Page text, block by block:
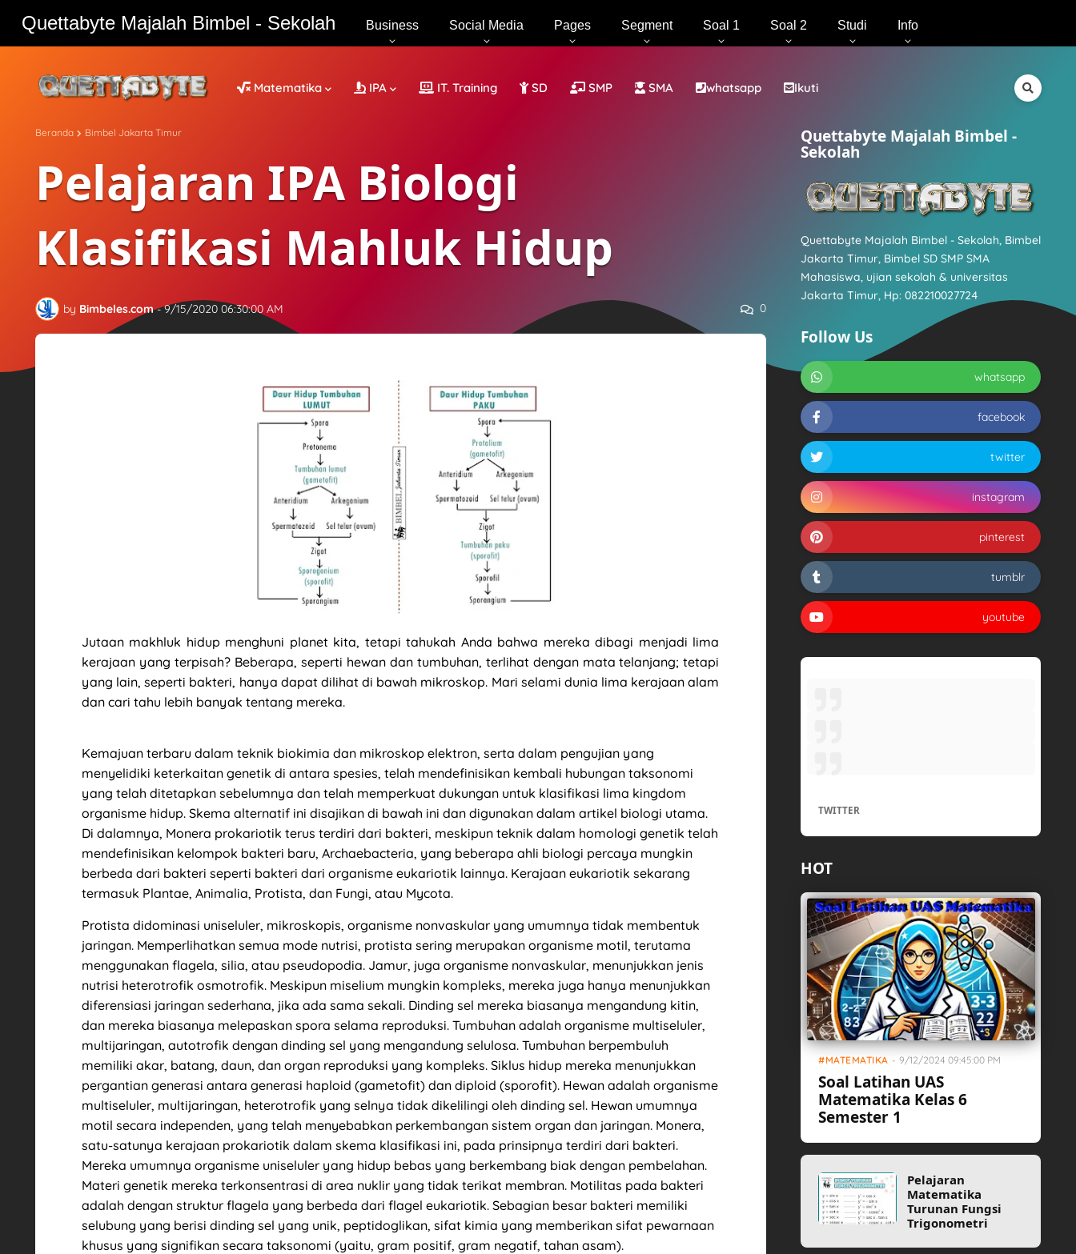
Quettabyte Majalah Bimbel - Sekolah Business Social Media Pages Segment Soal 1 Soal 2 Studi Info
Matematika IPA IT. Training SD SMP SMA whatsapp Ikuti
Beranda Bimbel Jakarta Timur
Pelajaran IPA Biologi
Klasifikasi Mahluk Hidup
by Bimbeles.com - 9/15/2020 06:30:00 AM 0
Jutaan makhluk hidup menghuni planet kita, tetapi tahukah Anda bahwa mereka dibagi menjadi lima
kerajaan yang terpisah? Beberapa, seperti hewan dan tumbuhan, terlihat dengan mata telanjang; tetapi
yang lain, seperti bakteri, hanya dapat dilihat di bawah mikroskop. Mari selami dunia lima kerajaan alam
dan cari tahu lebih banyak tentang mereka.
Kemajuan terbaru dalam teknik biokimia dan mikroskop elektron, serta dalam pengujian yang
menyelidiki keterkaitan genetik di antara spesies, telah mendefinisikan kembali hubungan taksonomi
yang telah ditetapkan sebelumnya dan telah memperkuat dukungan untuk klasifikasi lima kingdom
organisme hidup. Skema alternatif ini disajikan di bawah ini dan digunakan dalam artikel biologi utama.
Di dalamnya, Monera prokariotik terus terdiri dari bakteri, meskipun teknik dalam homologi genetik telah
mendefinisikan kelompok bakteri baru, Archaebacteria, yang beberapa ahli biologi percaya mungkin
berbeda dari bakteri seperti bakteri dari organisme eukariotik lainnya. Kerajaan eukariotik sekarang
termasuk Plantae, Animalia, Protista, dan Fungi, atau Mycota.
Protista didominasi uniseluler, mikroskopis, organisme nonvaskular yang umumnya tidak membentuk
jaringan. Memperlihatkan semua mode nutrisi, protista sering merupakan organisme motil, terutama
menggunakan flagela, silia, atau pseudopodia. Jamur, juga organisme nonvaskular, menunjukkan jenis
nutrisi heterotrofik osmotrofik. Meskipun miselium mungkin kompleks, mereka juga hanya menunjukkan
diferensiasi jaringan sederhana, jika ada sama sekali. Dinding sel mereka biasanya mengandung kitin,
dan mereka biasanya melepaskan spora selama reproduksi. Tumbuhan adalah organisme multiseluler,
multijaringan, autotrofik dengan dinding sel yang mengandung selulosa. Tumbuhan berpembuluh
memiliki akar, batang, daun, dan organ reproduksi yang kompleks. Siklus hidup mereka menunjukkan
pergantian generasi antara generasi haploid (gametofit) dan diploid (sporofit). Hewan adalah organisme
multiseluler, multijaringan, heterotrofik yang selnya tidak dikelilingi oleh dinding sel. Hewan umumnya
motil secara independen, yang telah menyebabkan perkembangan sistem organ dan jaringan. Monera,
satu-satunya kerajaan prokariotik dalam skema klasifikasi ini, pada prinsipnya terdiri dari bakteri.
Mereka umumnya organisme uniseluler yang hidup bebas yang berkembang biak dengan pembelahan.
Materi genetik mereka terkonsentrasi di area nuklir yang tidak terikat membran. Motilitas pada bakteri
adalah dengan struktur flagela yang berbeda dari flagel eukariotik. Sebagian besar bakteri memiliki
selubung yang berisi dinding sel yang unik, peptidoglikan, sifat kimia yang memberikan sifat pewarnaan
khusus yang signifikan secara taksonomi (yaitu, gram positif, gram negatif, tahan asam).
Quettabyte Majalah Bimbel -
Sekolah
Quettabyte Majalah Bimbel - Sekolah, Bimbel
Jakarta Timur, Bimbel SD SMP SMA
Mahasiswa, ujian sekolah & universitas
Jakarta Timur, Hp: 082210027724
Follow Us
whatsapp
facebook
twitter
instagram
pinterest
tumblr
youtube
TWITTER
HOT
MATEMATIKA - 9/12/2024 09:45:00 PM
Soal Latihan UAS
Matematika Kelas 6
Semester 1
Pelajaran
Matematika
Turunan Fungsi
Trigonometri